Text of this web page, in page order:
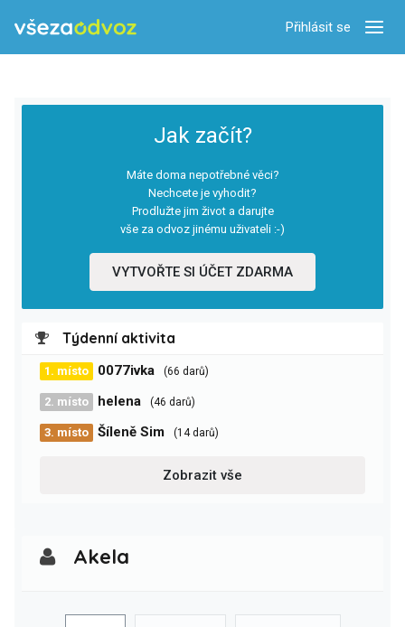
Přihlásit se
Jak začít?
Máte doma nepotřebné věci?
Nechcete je vyhodit?
Prodlužte jim život a darujte
vše za odvoz jinému uživateli :-)
VYTVOŘTE SI ÚČET ZDARMA
Týdenní aktivita
1. místo 0077ivka (66 darů)
2. místo helena (46 darů)
3. místo Šíleně Sim (14 darů)
Zobrazit vše
Akela